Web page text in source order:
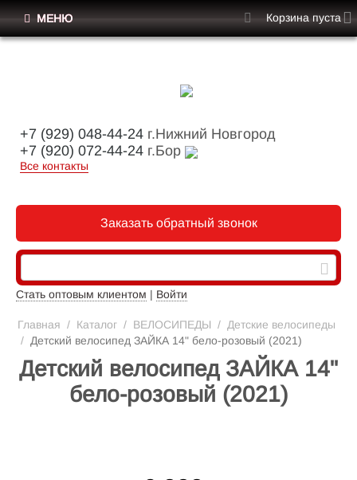
+7 (929) 048-44-24 г.Нижний Новгород
+7 (920) 072-44-24 г.Бор
Все контакты
Заказать обратный звонок
Стать оптовым клиентом | Войти
МЕНЮ Корзина пуста
Главная / Каталог / ВЕЛОСИПЕДЫ / Детские велосипеды
/ Детский велосипед ЗАЙКА 14" бело-розовый (2021)
Детский велосипед ЗАЙКА 14"
бело-розовый (2021)